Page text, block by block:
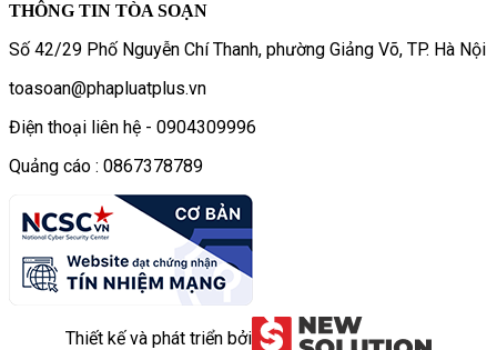
THÔNG TIN TÒA SOẠN
Số 42/29 Phố Nguyễn Chí Thanh, phường Giảng Võ, TP. Hà Nội
toasoan@phapluatplus.vn
Điện thoại liên hệ - 0904309996
Quảng cáo : 0867378789
Thiết kế và phát triển bởi